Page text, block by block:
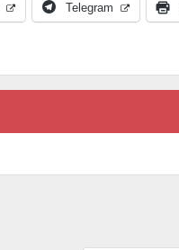
Telegram